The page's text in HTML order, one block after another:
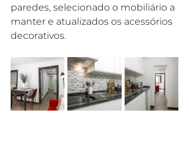
paredes, selecionado o mobiliário a
manter e atualizados os acessórios
decorativos.